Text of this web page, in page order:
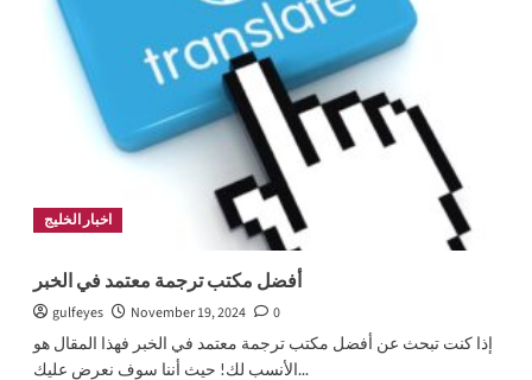
اخبار الخليج
أفضل مكتب ترجمة معتمد في الخبر
gulfeyes November 19, 2024
0
إذا كنت تبحث عن أفضل مكتب ترجمة معتمد في الخبر فهذا المقال هو
الأنسب لك! حيث أننا سوف نعرض عليك...